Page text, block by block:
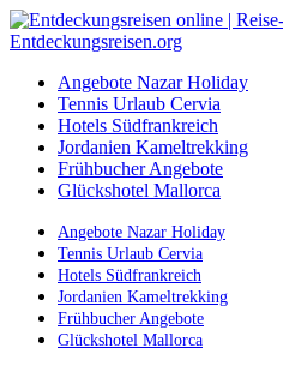
Angebote Nazar Holiday
Tennis Urlaub Cervia
Hotels Südfrankreich
Jordanien Kameltrekking
Frühbucher Angebote
Glückshotel Mallorca
Angebote Nazar Holiday
Tennis Urlaub Cervia
Hotels Südfrankreich
Jordanien Kameltrekking
Frühbucher Angebote
Glückshotel Mallorca